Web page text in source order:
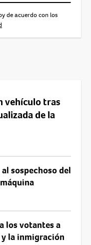
de acuerdo con los
vehículo tras
de la
sospechoso del
los votantes a
la inmigración